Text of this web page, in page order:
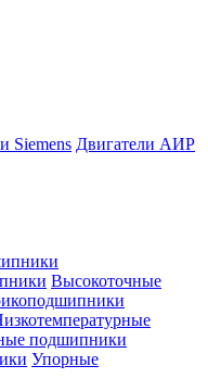
Siemens Двигатели АИР
Высокоточные
подшипники
Упорные